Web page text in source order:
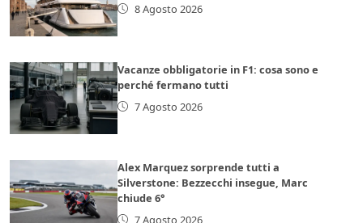
8 Agosto 2026
Vacanze obbligatorie in F1: cosa sono e
perché fermano tutti
7 Agosto 2026
Alex Marquez sorprende tutti a
Silverstone: Bezzecchi insegue, Marc
chiude 6°
7 Agosto 2026